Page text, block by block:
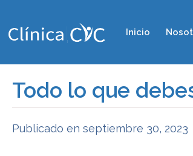
Inicio
Todo lo que
Publicado en septiembre 30, 2023